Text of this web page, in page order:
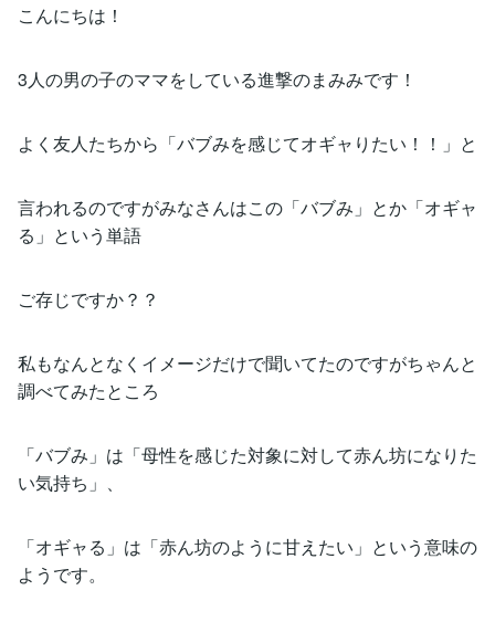
こんにちは！
3人の男の子のママをしている進撃のまみみです！
よく友人たちから「バブみを感じてオギャりたい！！」と
言われるのですがみなさんはこの「バブみ」とか「オギャ
る」という単語
ご存じですか？？
私もなんとなくイメージだけで聞いてたのですがちゃんと
調べてみたところ
「バブみ」は「母性を感じた対象に対して赤ん坊になりた
い気持ち」、
「オギャる」は「赤ん坊のように甘えたい」という意味の
ようです。